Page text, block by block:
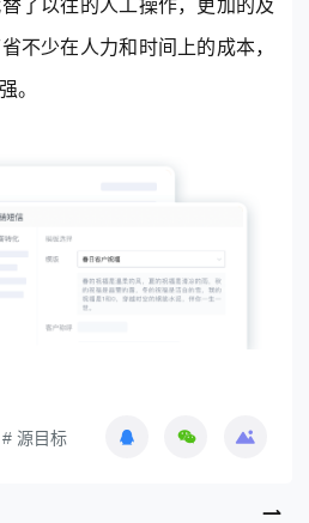
了以往的人工操作，更加的及
不少在人力和时间上的成本，
。
# 源目标